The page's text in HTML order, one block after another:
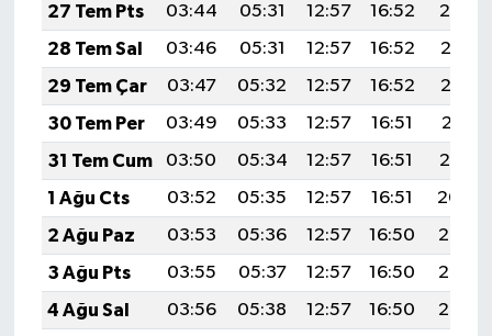
27 Tem Pts
03:44 05:31 12:57 16:52
20:14
28 Tem Sal
03:46 05:31 12:57 16:52
20:13
29 Tem Çar
03:47 05:32 12:57 16:52
20:12
30 Tem Per
03:49 05:33 12:57 16:51
20:11
31 Tem Cum
03:50 05:34 12:57 16:51
20:10
1 Ağu Cts
03:52 05:35 12:57 16:51
20:09
2 Ağu Paz
03:53 05:36 12:57 16:50
20:08
3 Ağu Pts
03:55 05:37 12:57 16:50
20:07
4 Ağu Sal
03:56 05:38 12:57 16:50
20:05